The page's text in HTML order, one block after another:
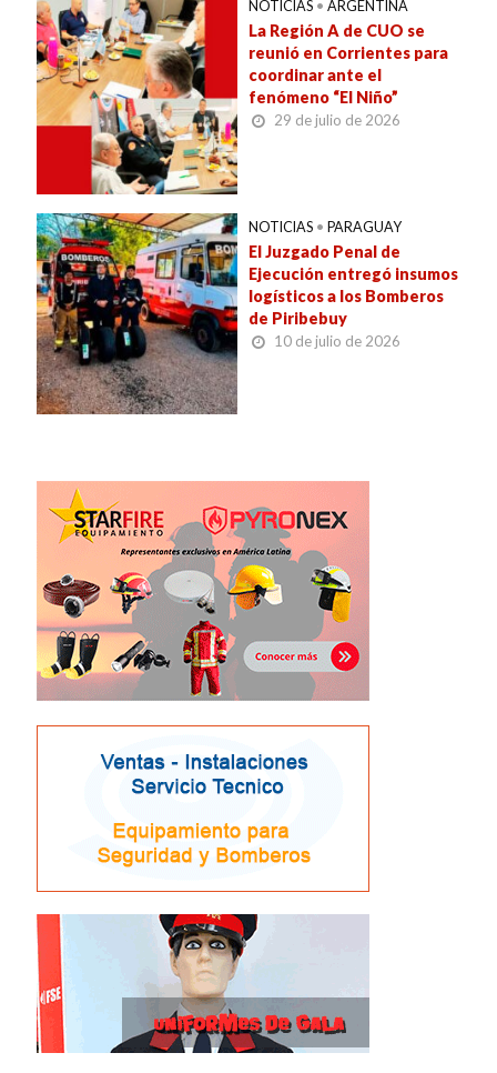
NOTICIAS • ARGENTINA
La Región A de CUO se
reunió en Corrientes para
coordinar ante el
fenómeno “El Niño”
29 de julio de 2026
NOTICIAS • PARAGUAY
El Juzgado Penal de
Ejecución entregó insumos
logísticos a los Bomberos
de Piribebuy
10 de julio de 2026